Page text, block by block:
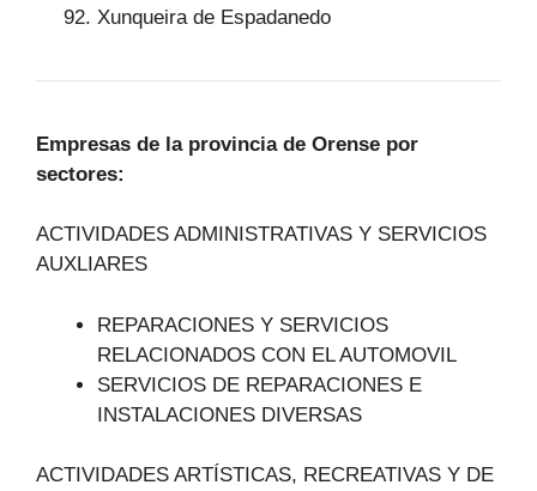
Xunqueira de Espadanedo
Empresas de la provincia de Orense por
sectores:
ACTIVIDADES ADMINISTRATIVAS Y SERVICIOS
AUXLIARES
REPARACIONES Y SERVICIOS
RELACIONADOS CON EL AUTOMOVIL
SERVICIOS DE REPARACIONES E
INSTALACIONES DIVERSAS
ACTIVIDADES ARTÍSTICAS, RECREATIVAS Y DE